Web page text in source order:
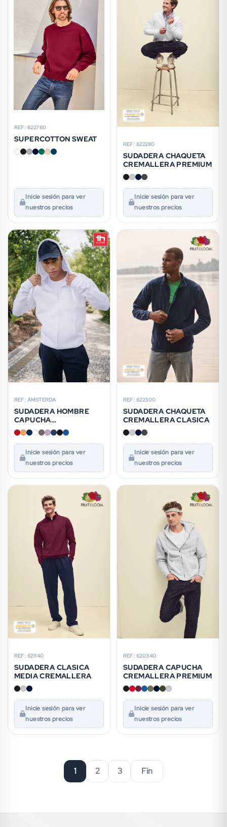
REF: 622760
SUPERCOTTON SWEAT
Inicie sesión para ver
nuestros precios
REF: 622280
SUDADERA CHAQUETA
CREMALLERA PREMIUM
Inicie sesión para ver
nuestros precios
REF: AMSTERDA
SUDADERA HOMBRE
CAPUCHA
CREMALLERA
Inicie sesión para ver
nuestros precios
REF: 622300
SUDADERA CHAQUETA
CREMALLERA CLASICA
Inicie sesión para ver
nuestros precios
REF: 621140
SUDADERA CLASICA
MEDIA CREMALLERA
Inicie sesión para ver
nuestros precios
REF: 620340
SUDADERA CAPUCHA
CREMALLERA PREMIUM
Inicie sesión para ver
nuestros precios
1 2 3 Fin